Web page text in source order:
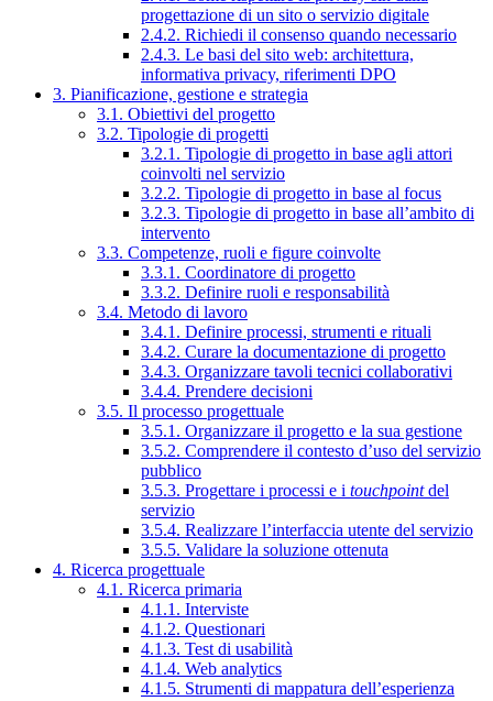
progettazione di un sito o servizio digitale
2.4.2. Richiedi il consenso quando necessario
2.4.3. Le basi del sito web: architettura,
informativa privacy, riferimenti DPO
3. Pianificazione, gestione e strategia
3.1. Obiettivi del progetto
3.2. Tipologie di progetti
3.2.1. Tipologie di progetto in base agli attori
coinvolti nel servizio
3.2.2. Tipologie di progetto in base al focus
3.2.3. Tipologie di progetto in base all’ambito di
intervento
3.3. Competenze, ruoli e figure coinvolte
3.3.1. Coordinatore di progetto
3.3.2. Definire ruoli e responsabilità
3.4. Metodo di lavoro
3.4.1. Definire processi, strumenti e rituali
3.4.2. Curare la documentazione di progetto
3.4.3. Organizzare tavoli tecnici collaborativi
3.4.4. Prendere decisioni
3.5. Il processo progettuale
3.5.1. Organizzare il progetto e la sua gestione
3.5.2. Comprendere il contesto d’uso del servizio
pubblico
3.5.3. Progettare i processi e i touchpointdel
servizio
3.5.4. Realizzare l’interfaccia utente del servizio
3.5.5. Validare la soluzione ottenuta
4. Ricerca progettuale
4.1. Ricerca primaria
4.1.1. Interviste
4.1.2. Questionari
4.1.3. Test di usabilità
4.1.4. Web analytics
4.1.5. Strumenti di mappatura dell’esperienza